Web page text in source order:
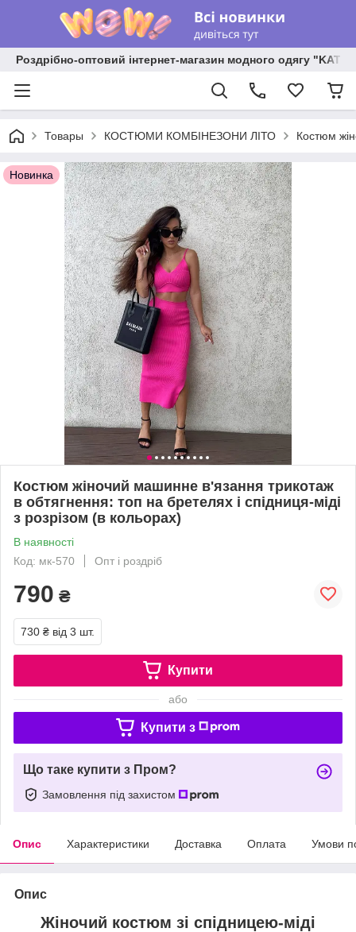
Роздрібно-оптовий інтернет-магазин модного одягу
Товары КОСТЮМИ КОМБІНЕЗОНИ ЛІТО Костюм
Новинка
Костюм жіночий машинне в'язання трикотаж
в обтягнення: топ на бретелях і спідниця-міді
з розрізом (в кольорах)
В наявності
Код: мк-570
Опт і роздріб
790 ₴
730 ₴ від 3 шт.
Купити
або
Купити з
Що таке купити з Пром?
Замовлення під захистом
Опис Характеристики Доставка Оплата Умови
Опис
Жіночий костюм зі спідницею-міді